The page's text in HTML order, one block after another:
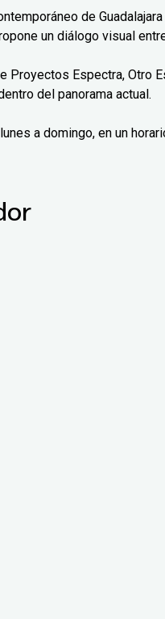
de
un diálogo visual
Proyectos Espectra, Otro
del panorama actual.
a domingo, en un